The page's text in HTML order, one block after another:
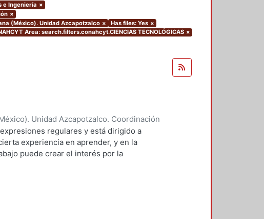
e Ingeniería ×
×
(México). Unidad Azcapotzalco × Has files: Yes ×
Area: search.filters.conahcyt.CIENCIAS TECNOLÓGICAS ×
Unidad Azcapotzalco. Coordinación
GONZALEZ BRAMBILA, SILVIA BEATRIZ
regulares y está dirigido a
experiencia en aprender, y en la
puede crear el interés por la